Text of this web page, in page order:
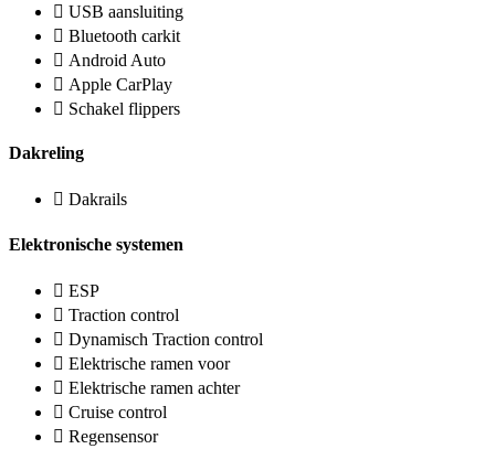
USB aansluiting
Bluetooth carkit
Android Auto
Apple CarPlay
Schakel flippers
Dakreling
Dakrails
Elektronische systemen
ESP
Traction control
Dynamisch Traction control
Elektrische ramen voor
Elektrische ramen achter
Cruise control
Regensensor